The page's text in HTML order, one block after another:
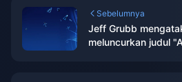
Sebelumnya
Jeff Grubb
meluncurkan judul